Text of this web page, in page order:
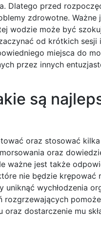
Dlatego przed
zdrowotne.
wodzie może być
od krótkich sesji
miejsca do
przez innych
są
oraz stosować
oraz
ważne jest także
nie będzie krępować
wychłodzenia
dostarczenie mu